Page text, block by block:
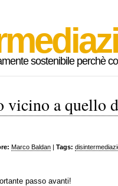
sostenibile perchè
a quello
Marco Baldan | Tags:
passo avanti!